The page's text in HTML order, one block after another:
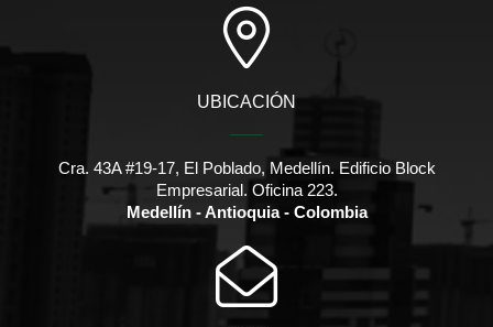
UBICACIÓN
Cra. 43A #19-17, El Poblado, Medellín. Edificio Block
Empresarial. Oficina 223.
Medellín - Antioquia - Colombia